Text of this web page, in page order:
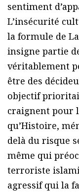
sentiment
L’insécurité
la formule de
insigne partie
véritablement
être des
objectif
craignent pour
qu’Histoire,
delà du risque
même qui
terroriste
agressif qui la